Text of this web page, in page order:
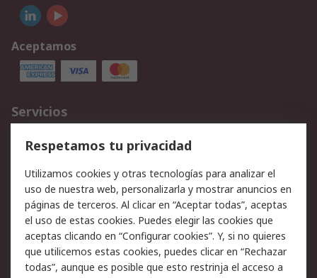
Aceptamos
Servicios
Cómo realizar pedidos
Devoluciones
Facturación y pago
Ofertas
Soporte técnico
Legal
Aviso legal
Política de privacidad -
Actualizada
Respetamos tu privacidad
Utilizamos cookies y otras tecnologías para analizar el
uso de nuestra web, personalizarla y mostrar anuncios en
páginas de terceros. Al clicar en “Aceptar todas”, aceptas
el uso de estas cookies. Puedes elegir las cookies que
aceptas clicando en “Configurar cookies”. Y, si no quieres
que utilicemos estas cookies, puedes clicar en “Rechazar
todas”, aunque es posible que esto restrinja el acceso a